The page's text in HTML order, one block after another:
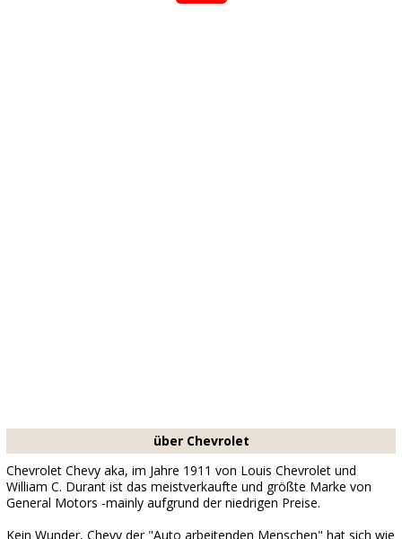
über Chevrolet
Chevrolet Chevy aka, im Jahre 1911 von Louis Chevrolet und
William C. Durant ist das meistverkaufte und größte Marke von
General Motors -mainly aufgrund der niedrigen Preise.
Kein Wunder, Chevy der "Auto arbeitenden Menschen" hat sich wie